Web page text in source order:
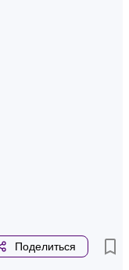
Поделиться